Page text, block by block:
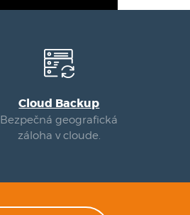
Cloud Backup
Bezpečná geografická
záloha v cloude.